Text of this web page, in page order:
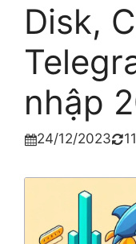
Disk,
nhập
24/12/2023